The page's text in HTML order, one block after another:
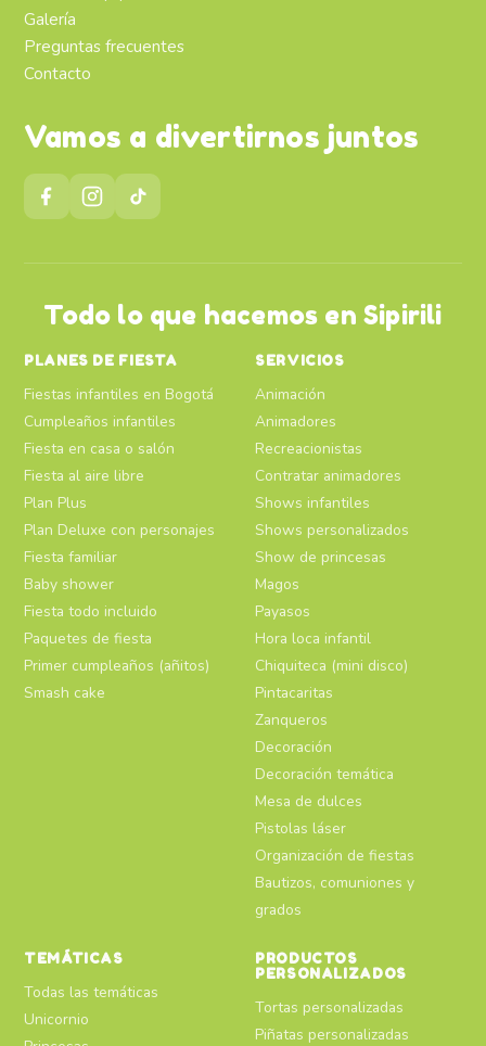
Galería
Preguntas frecuentes
Contacto
Vamos a divertirnos juntos
Todo lo que hacemos en Sipirili
PLANES DE FIESTA
Fiestas infantiles en Bogotá
Cumpleaños infantiles
Fiesta en casa o salón
Fiesta al aire libre
Plan Plus
Plan Deluxe con personajes
Fiesta familiar
Baby shower
Fiesta todo incluido
Paquetes de fiesta
Primer cumpleaños (añitos)
Smash cake
SERVICIOS
Animación
Animadores
Recreacionistas
Contratar animadores
Shows infantiles
Shows personalizados
Show de princesas
Magos
Payasos
Hora loca infantil
Chiquiteca (mini disco)
Pintacaritas
Zanqueros
Decoración
Decoración temática
Mesa de dulces
Pistolas láser
Organización de fiestas
Bautizos, comuniones y
grados
TEMÁTICAS
Todas las temáticas
Unicornio
PRODUCTOS
PERSONALIZADOS
Tortas personalizadas
Piñatas personalizadas